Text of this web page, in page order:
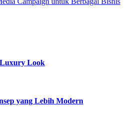
Look
yang Lebih Modern